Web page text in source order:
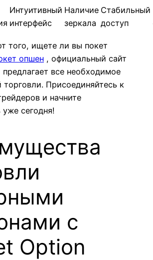
Интуитивный
интерфейс
Наличие
зеркала
Стабильный
доступ
того, ищете ли вы покет
опшен , официальный сайт
все необходимое
Присоединяйтесь к
и начните
уже сегодня!
с
Option